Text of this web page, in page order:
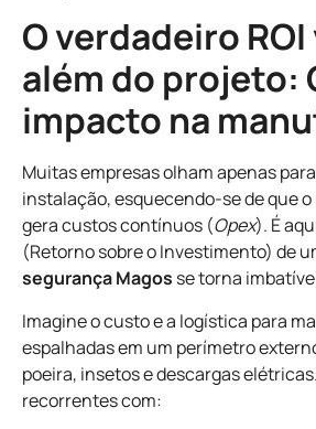
O verdadeiro
além do projeto:
impacto na
Muitas empresas olham apenas
instalação, esquecendo-se de que
gera custos contínuos (Opex). É
(Retorno sobre o Investimento) de
segurança Magos se torna
Imagine o custo e a logística para
espalhadas em um perímetro
poeira, insetos e descargas
recorrentes com: